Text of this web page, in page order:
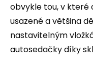
obvykle tou, v které
usazené a většina
nastavitelným
autosedačky díky